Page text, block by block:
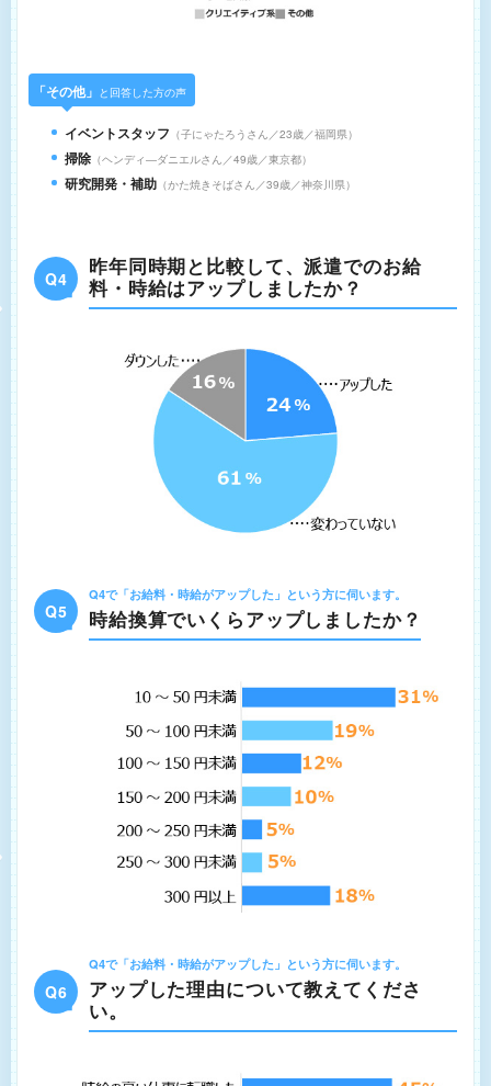
「その他」 と回答した方の声
イベントスタッフ 子にゃたろうさん／23歳／福岡県
掃除 ヘンディ―ダニエルさん／49歳／東京都
研究開発・補助 かた焼きそばさん／39歳／神奈川県
Q4
昨年同時期と比較して、派遣でのお給
料・時給はアップしましたか？
Q5
Q4で「お給料・時給がアップした」という方に伺います。
時給換算でいくらアップしましたか？
Q6
Q4で「お給料・時給がアップした」という方に伺います。
アップした理由について教えてくださ
い。